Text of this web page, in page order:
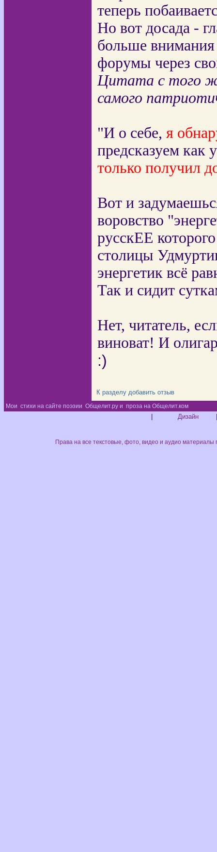
теперь
Но вот досада -
больше
форумы через
Цитата с того
самого
"И о себе, я
предсказуем как
только получил
Вот и
воровство
русскЕЕ
столицы
энергетик всё
Так и сидит
Нет, читатель,
виноват! И
:)
К разделу добавить отзыв
Мои стихи на сайте поэзии Общелит.ру и проза на Общелит.ком
Дизайн
Права на все текстовые, фото, видео и аудио